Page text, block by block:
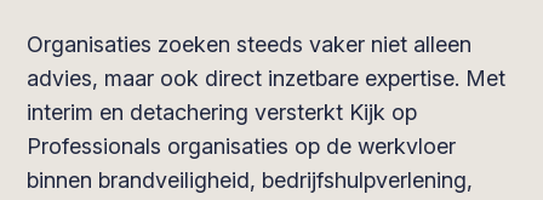
Organisaties zoeken steeds vaker niet alleen
advies, maar ook direct inzetbare expertise. Met
interim en detachering versterkt Kijk op
Professionals organisaties op de werkvloer
binnen brandveiligheid, bedrijfshulpverlening,